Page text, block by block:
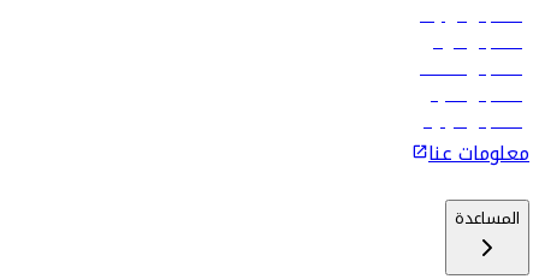
رحلات إلى تبيليسي
رحلات إلى الرياض
رحلات إلى مسقط
رحلات إلى ماليه
رحلات إلى كولومبو
معلومات عنا
المساعدة